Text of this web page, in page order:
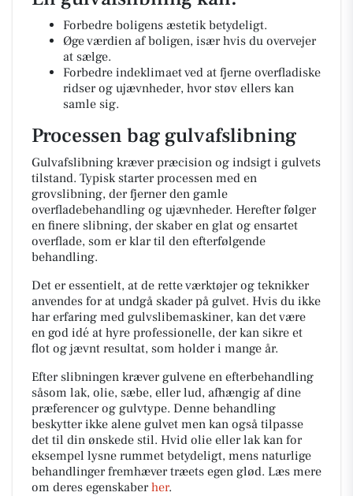
Forbedre boligens æstetik betydeligt.
Øge værdien af boligen, især hvis du overvejer
at sælge.
Forbedre indeklimaet ved at fjerne overfladiske
ridser og ujævnheder, hvor støv ellers kan
samle sig.
Processen bag gulvafslibning
Gulvafslibning kræver præcision og indsigt i gulvets
tilstand. Typisk starter processen med en
grovslibning, der fjerner den gamle
overfladebehandling og ujævnheder. Herefter følger
en finere slibning, der skaber en glat og ensartet
overflade, som er klar til den efterfølgende
behandling.
Det er essentielt, at de rette værktøjer og teknikker
anvendes for at undgå skader på gulvet. Hvis du ikke
har erfaring med gulvslibemaskiner, kan det være
en god idé at hyre professionelle, der kan sikre et
flot og jævnt resultat, som holder i mange år.
Efter slibningen kræver gulvene en efterbehandling
såsom lak, olie, sæbe, eller lud, afhængig af dine
præferencer og gulvtype. Denne behandling
beskytter ikke alene gulvet men kan også tilpasse
det til din ønskede stil. Hvid olie eller lak kan for
eksempel lysne rummet betydeligt, mens naturlige
behandlinger fremhæver træets egen glød. Læs mere
om deres egenskaberher.